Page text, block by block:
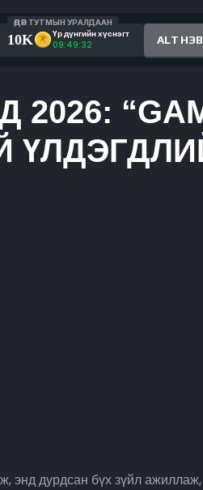
ӨДӨР ТУТМЫН УРАЛДААН
10K
Үр дүнгийн хүснэгт
09:49:32
ALT
дурдсан бүх зүйл ажиллаж,